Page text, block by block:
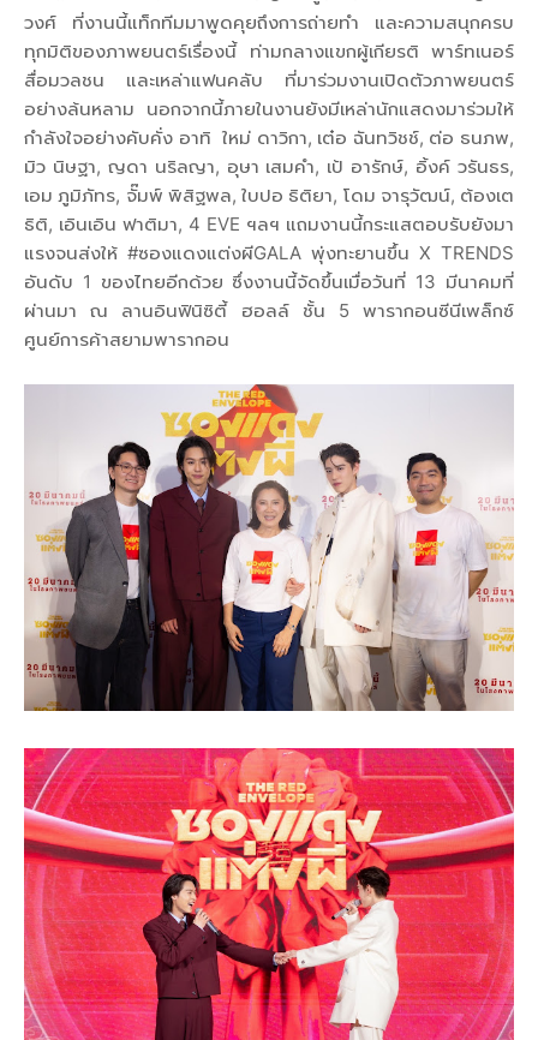
วงศ์ ที่งานนี้แท็กทีมมาพูดคุยถึงการถ่ายทำ และความสนุกครบ
ทุกมิติของภาพยนตร์เรื่องนี้ ท่ามกลางแขกผู้เกียรติ พาร์ทเนอร์
สื่อมวลชน และเหล่าแฟนคลับ ที่มาร่วมงานเปิดตัวภาพยนตร์
อย่างล้นหลาม นอกจากนี้ภายในงานยังมีเหล่านักแสดงมาร่วมให้
กำลังใจอย่างคับคั่ง อาทิ ใหม่ ดาวิกา, เต๋อ ฉันทวิชช์, ต่อ ธนภพ,
มิว นิษฐา, ญดา นริลญา, อุษา เสมคำ, เป้ อารักษ์, อิ้งค์ วรันธร,
เอม ภูมิภัทร, จั๊มพ์ พิสิฐพล, ใบปอ ธิติยา, โดม จารุวัฒน์, ต้องเต
ธิติ, เอินเอิน ฟาติมา, 4 EVE ฯลฯ แถมงานนี้กระแสตอบรับยังมา
แรงจนส่งให้ #ซองแดงแต่งผีGALA พุ่งทะยานขึ้น X TRENDS
อันดับ 1 ของไทยอีกด้วย ซึ่งงานนี้จัดขึ้นเมื่อวันที่ 13 มีนาคมที่
ผ่านมา ณ ลานอินฟินิซิตี้ ฮอลล์ ชั้น 5 พารากอนซีนีเพล็กซ์
ศูนย์การค้าสยามพารากอน​